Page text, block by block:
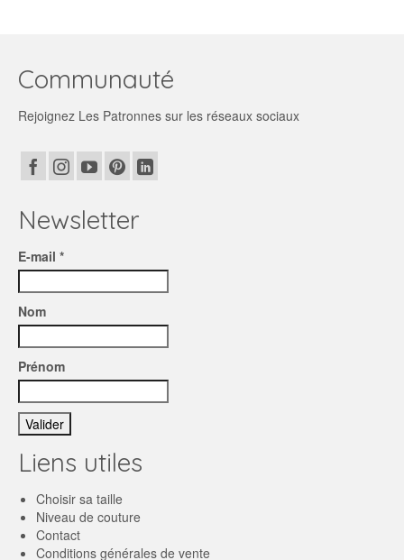
Communauté
Rejoignez Les Patronnes sur les réseaux sociaux
Newsletter
E-mail *
Nom
Prénom
Liens utiles
Choisir sa taille
Niveau de couture
Contact
Conditions générales de vente